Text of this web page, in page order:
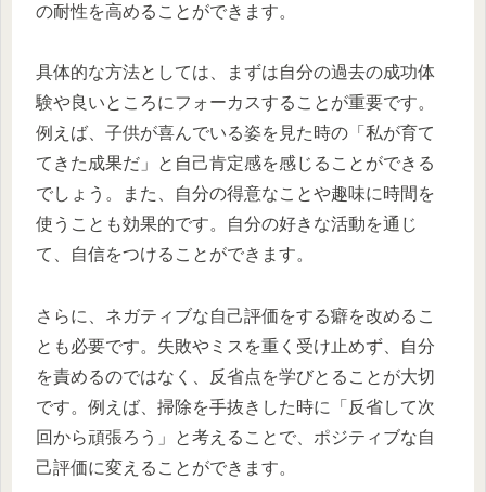
の耐性を高めることができます。
具体的な方法としては、まずは自分の過去の成功体
験や良いところにフォーカスすることが重要です。
例えば、子供が喜んでいる姿を見た時の「私が育て
てきた成果だ」と自己肯定感を感じることができる
でしょう。また、自分の得意なことや趣味に時間を
使うことも効果的です。自分の好きな活動を通じ
て、自信をつけることができます。
さらに、ネガティブな自己評価をする癖を改めるこ
とも必要です。失敗やミスを重く受け止めず、自分
を責めるのではなく、反省点を学びとることが大切
です。例えば、掃除を手抜きした時に「反省して次
回から頑張ろう」と考えることで、ポジティブな自
己評価に変えることができます。